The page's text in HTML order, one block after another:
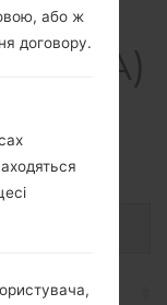
LG
або ж
договору.